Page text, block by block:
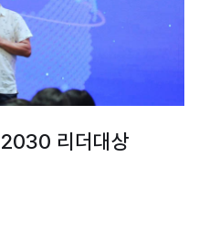
리더대상